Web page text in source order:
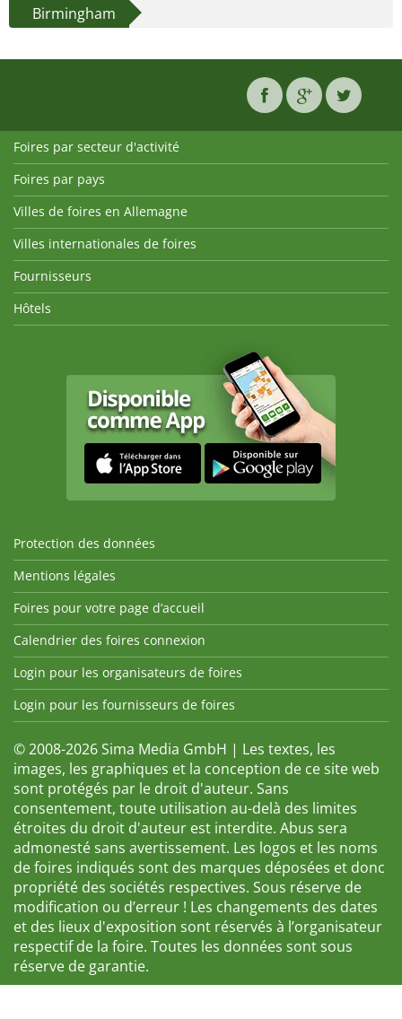
Birmingham
Foires par secteur d'activité
Foires par pays
Villes de foires en Allemagne
Villes internationales de foires
Fournisseurs
Hôtels
Protection des données
Mentions légales
Foires pour votre page d’accueil
Calendrier des foires connexion
Login pour les organisateurs de foires
Login pour les fournisseurs de foires
© 2008-2026 Sima Media GmbH | Les textes, les
images, les graphiques et la conception de ce site web
sont protégés par le droit d'auteur. Sans
consentement, toute utilisation au-delà des limites
étroites du droit d'auteur est interdite. Abus sera
admonesté sans avertissement. Les logos et les noms
de foires indiqués sont des marques déposées et donc
propriété des sociétés respectives. Sous réserve de
modification ou d’erreur ! Les changements des dates
et des lieux d'exposition sont réservés à l’organisateur
respectif de la foire. Toutes les données sont sous
réserve de garantie.